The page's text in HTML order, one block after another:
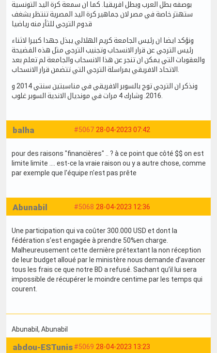
بوصفه بطل العرب وبطل افريقيا. كما ان سمعة كرة اليد التونسية
ستهتز خاصة في مصر لان جماهير كرة اليد المصرية تنتظر بشغف
قدوم الترجي للثأر منه رياضيا
ونؤكد ايضا ان رئيس الجامعة كريم الهلالي يبذل جهدا كبيرا لاثناء
رئيس الترجي عن قرار الانسحاب وتجنيب الترجي مثل هذه الفضيحة
والعقوبات التي يمكن ان تنجر عن هذا الانسحاب والجامعة لم تعلم بعد
ونذكر ان الترجي توج بالسوبر الافريقي في مناسبتين سنتي 2014 و
#5067 28-04-2023 07:42
balha
pour des raisons "financières" .. ? à ce point que côté $$ on est
limite limite .... est-ce la vraie raison ou y a autre chose, comme
par exemple que l'équipe n'est pas prête
#5068 28-04-2023 12:36
Abunabil
Une participation qui va coûter 300.000 USD et dont la
fédération s’est engagée à prendre 50%en charge.
Malheureusement cette dernière prétextant la non réception
de leur budget alloué par le ministère nous demande d’avancer
tous les frais ce que notre BD a refusé. Sachant qu’il lui sera
impossible de récupérer le moindre centime par les temps qui
courent.
Abunabil , Abunabil
#5069 28-04-2023 13:23
abdou-ESTunis